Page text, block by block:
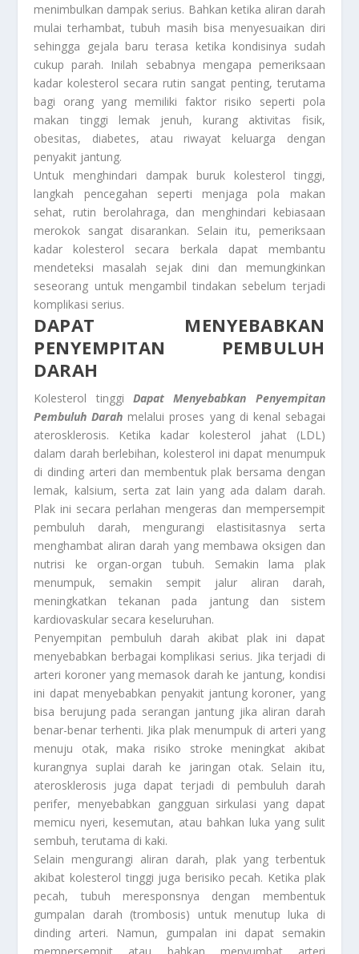
menimbulkan dampak serius. Bahkan ketika aliran darah
mulai terhambat, tubuh masih bisa menyesuaikan diri
sehingga gejala baru terasa ketika kondisinya sudah
cukup parah. Inilah sebabnya mengapa pemeriksaan
kadar kolesterol secara rutin sangat penting, terutama
bagi orang yang memiliki faktor risiko seperti pola
makan tinggi lemak jenuh, kurang aktivitas fisik,
obesitas, diabetes, atau riwayat keluarga dengan
penyakit jantung.
Untuk menghindari dampak buruk kolesterol tinggi,
langkah pencegahan seperti menjaga pola makan
sehat, rutin berolahraga, dan menghindari kebiasaan
merokok sangat disarankan. Selain itu, pemeriksaan
kadar kolesterol secara berkala dapat membantu
mendeteksi masalah sejak dini dan memungkinkan
seseorang untuk mengambil tindakan sebelum terjadi
komplikasi serius.
DAPAT MENYEBABKAN
PENYEMPITAN PEMBULUH
DARAH
Kolesterol tinggi Dapat Menyebabkan Penyempitan
Pembuluh Darah melalui proses yang di kenal sebagai
aterosklerosis. Ketika kadar kolesterol jahat (LDL)
dalam darah berlebihan, kolesterol ini dapat menumpuk
di dinding arteri dan membentuk plak bersama dengan
lemak, kalsium, serta zat lain yang ada dalam darah.
Plak ini secara perlahan mengeras dan mempersempit
pembuluh darah, mengurangi elastisitasnya serta
menghambat aliran darah yang membawa oksigen dan
nutrisi ke organ-organ tubuh. Semakin lama plak
menumpuk, semakin sempit jalur aliran darah,
meningkatkan tekanan pada jantung dan sistem
kardiovaskular secara keseluruhan.
Penyempitan pembuluh darah akibat plak ini dapat
menyebabkan berbagai komplikasi serius. Jika terjadi di
arteri koroner yang memasok darah ke jantung, kondisi
ini dapat menyebabkan penyakit jantung koroner, yang
bisa berujung pada serangan jantung jika aliran darah
benar-benar terhenti. Jika plak menumpuk di arteri yang
menuju otak, maka risiko stroke meningkat akibat
kurangnya suplai darah ke jaringan otak. Selain itu,
aterosklerosis juga dapat terjadi di pembuluh darah
perifer, menyebabkan gangguan sirkulasi yang dapat
memicu nyeri, kesemutan, atau bahkan luka yang sulit
sembuh, terutama di kaki.
Selain mengurangi aliran darah, plak yang terbentuk
akibat kolesterol tinggi juga berisiko pecah. Ketika plak
pecah, tubuh meresponsnya dengan membentuk
gumpalan darah (trombosis) untuk menutup luka di
dinding arteri. Namun, gumpalan ini dapat semakin